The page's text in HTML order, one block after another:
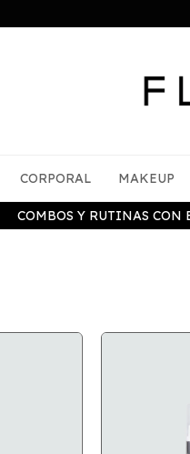
COMBOS Y RUTINAS CON
CORPORAL MAKEUP